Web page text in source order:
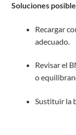
Soluciones
Recargar
adecuado.
Revisar el
o
Sustituir la